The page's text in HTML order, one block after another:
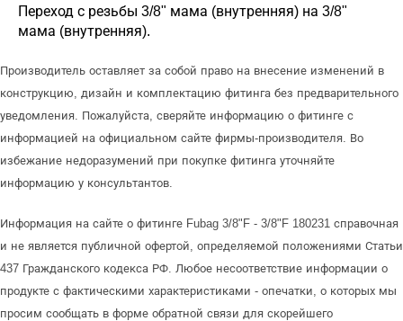
Переход с резьбы 3/8" мама (внутренняя) на 3/8"
мама (внутренняя).
Производитель оставляет за собой право на внесение изменений в
конструкцию, дизайн и комплектацию фитинга без предварительного
уведомления. Пожалуйста, сверяйте информацию о фитинге с
информацией на официальном сайте фирмы-производителя. Во
избежание недоразумений при покупке фитинга уточняйте
информацию у консультантов.
Информация на сайте о фитинге Fubag 3/8"F - 3/8"F 180231 справочная
и не является публичной офертой, определяемой положениями Статьи
437 Гражданского кодекса РФ. Любое несоответствие информации о
продукте с фактическими характеристиками - опечатки, о которых мы
просим сообщать в форме обратной связи для скорейшего